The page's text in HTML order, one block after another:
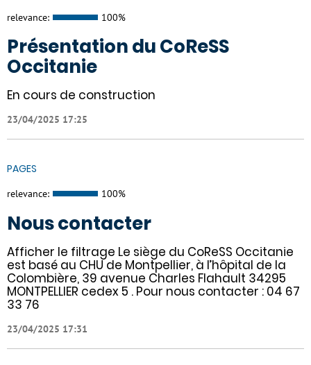
relevance: 100%
Présentation du CoReSS
Occitanie
En cours de construction
23/04/2025 17:25
PAGES
relevance: 100%
Nous contacter
Afficher le filtrage Le siège du CoReSS Occitanie
est basé au CHU de Montpellier, à l’hôpital de la
Colombière, 39 avenue Charles Flahault 34295
MONTPELLIER cedex 5 . Pour nous contacter : 04 67
33 76
23/04/2025 17:31